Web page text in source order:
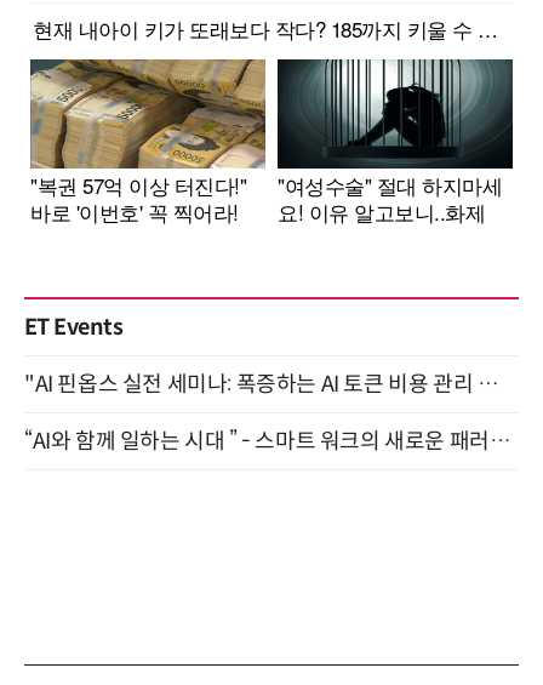
ET Events
"AI 핀옵스 실전 세미나: 폭증하는 AI 토큰 비용 관리 전략" 8월 21일 개최
“AI와 함께 일하는 시대 ” - 스마트 워크의 새로운 패러다임 (9/11)